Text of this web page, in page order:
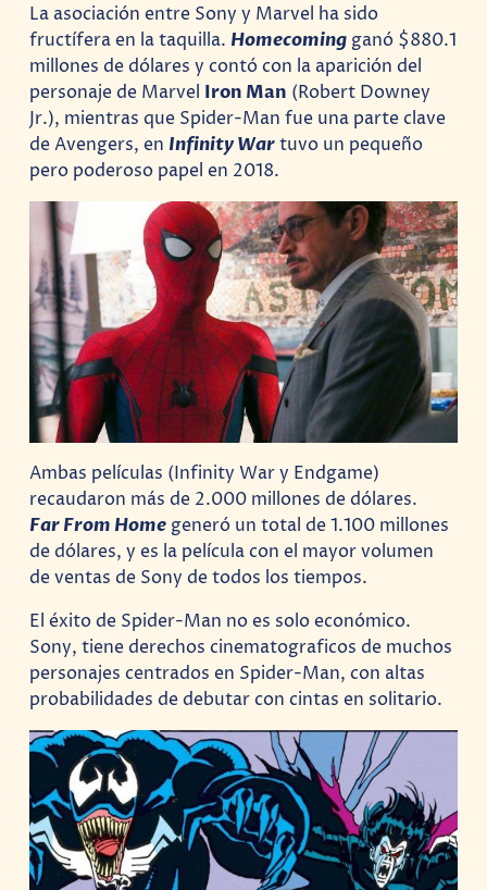
La asociación entre Sony y Marvel ha sido
fructífera en la taquilla. Homecoming ganó $880.1
millones de dólares y contó con la aparición del
personaje de Marvel Iron Man (Robert Downey
Jr.), mientras que Spider-Man fue una parte clave
de Avengers, en Infinity Wartuvo un pequeño
pero poderoso papel en 2018.
Ambas películas (Infinity War y Endgame)
recaudaron más de 2.000 millones de dólares.
Far From Home generó un total de 1.100 millones
de dólares, y es la película con el mayor volumen
de ventas de Sony de todos los tiempos.
El éxito de Spider-Man no es solo económico.
Sony, tiene derechos cinematograficos de muchos
personajes centrados en Spider-Man, con altas
probabilidades de debutar con cintas en solitario.